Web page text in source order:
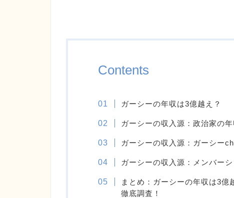
Contents
ガーシーの年収は3億越え？
ガーシーの収入源：政治家の年
ガーシーの収入源：ガーシー
ガーシーの収入源：メンバー
まとめ：ガーシーの年収は3
徹底調査！